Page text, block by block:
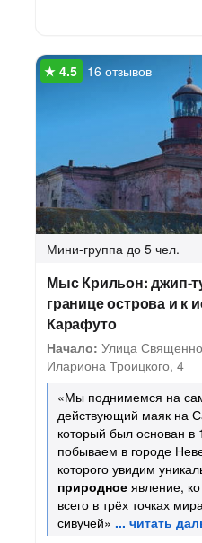
16 отзывов
Мини-группа до 5 чел.
Мыс Крильон: джип-
границе острова и к
Карафуто
Начало: Улица
Илариона Троицкого, 4
«Мы поднимемся на
действующий маяк на
который был основан в
побываем в городе
которого увидим
природное явление,
всего в трёх точках
сивучей»